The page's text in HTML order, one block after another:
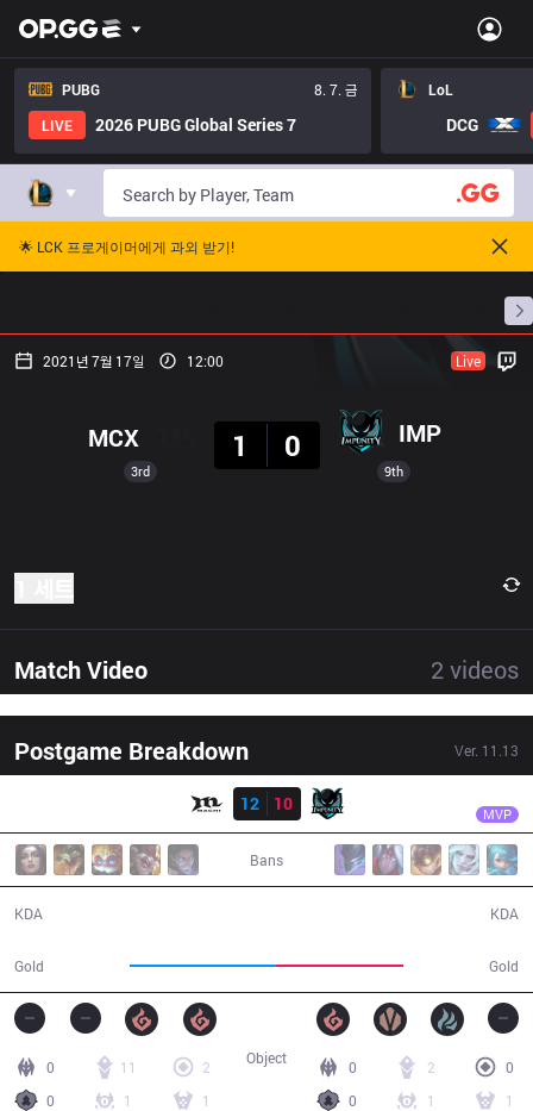
PUBG
8. 7. 금
LIVE
2026 PUBG Global Series 7
LoL
DCG
🌟 LCK 프로게이머에게 과외 받기!
프로빌
2021년 7월 17일 12:00 Live
3rd
MCX
1
0 IMP
9th
Match Video 2 videos
Postgame Breakdown Ver. 11.13
12
10 MVP
Bans
KDA
Gold Gold
KDA
0 11
2
0
1 1
0 2
0
0
1 1
Object